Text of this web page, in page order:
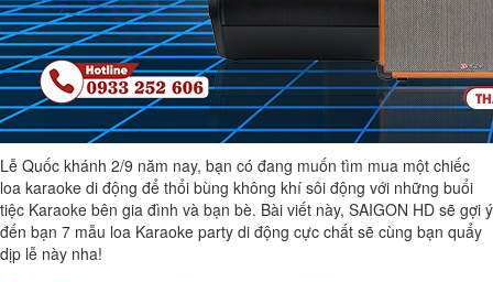
Lễ Quốc khánh 2/9 năm nay, bạn có đang muốn tìm mua một chiếc
loa karaoke di động để thổi bùng không khí sôi động với những buổi
tiệc Karaoke bên gia đình và bạn bè. Bài viết này, SAIGON HD sẽ gợi ý
đến bạn 7 mẫu loa Karaoke party di động cực chất sẽ cùng bạn quẩy
dịp lễ này nha!